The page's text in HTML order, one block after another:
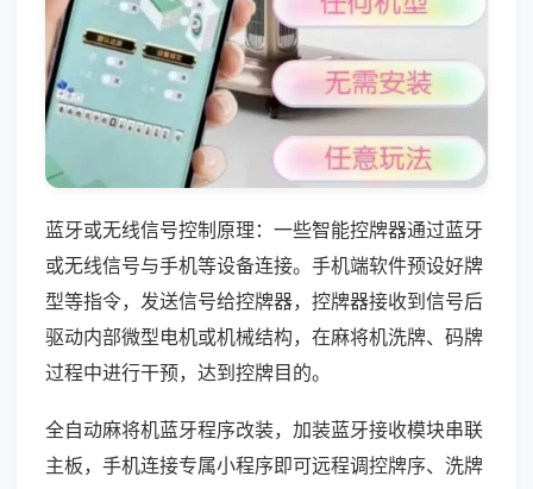
蓝牙或无线信号控制原理：一些智能控牌器通过蓝牙
或无线信号与手机等设备连接。手机端软件预设好牌
型等指令，发送信号给控牌器，控牌器接收到信号后
驱动内部微型电机或机械结构，在麻将机洗牌、码牌
过程中进行干预，达到控牌目的。
全自动麻将机蓝牙程序改装，加装蓝牙接收模块串联
主板，手机连接专属小程序即可远程调控牌序、洗牌